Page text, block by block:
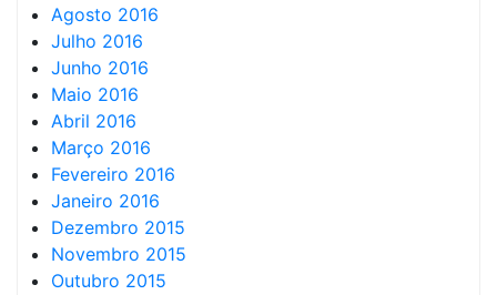
Agosto 2016
Julho 2016
Junho 2016
Maio 2016
Abril 2016
Março 2016
Fevereiro 2016
Janeiro 2016
Dezembro 2015
Novembro 2015
Outubro 2015